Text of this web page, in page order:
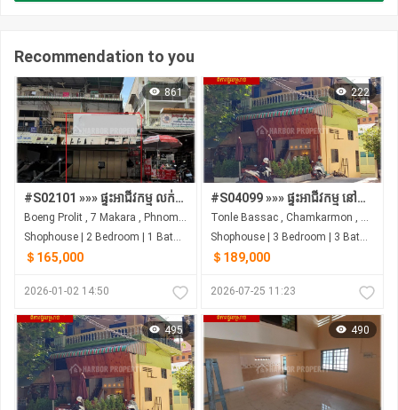
Recommendation to you
861
#S02101 »»» ផ្ទះអាជីវកម្ម លក់បន្ទាន់ នៅអូឬស្សី ជាន់ផ្ទាល់ដី មានផ្លូវចំហៀង ខាងកើតវត្តសំពៅមាស ត្រឹមតែ ៥០ម
Boeng Prolit , 7 Makara , Phnom Penh
Shophouse | 2 Bedroom | 1 Bathroom | 0m²
＄165,000
2026-01-02 14:50
222
#S04099 »»» ផ្ទះអាជីវកម្ម នៅផ្លូវត្រសក់ផ្អែម St 63 ក្រោយព្រឹទ្ធសភា សង្កាត់ទន្លេបាសាក់ លក់បន្ទាន់ ជុំវិញស្ថាប័នរដ្ឋ និង ស្ថានទូត ...
Tonle Bassac , Chamkarmon , Phnom Penh
Shophouse | 3 Bedroom | 3 Bathroom | 0m²
＄189,000
2026-07-25 11:23
495 490